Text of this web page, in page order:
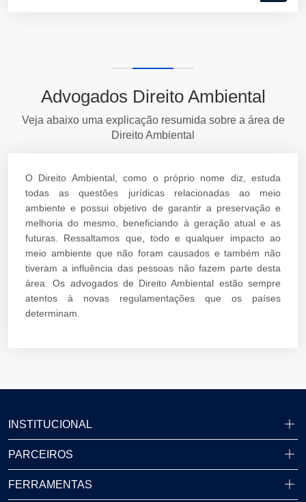
Advogados Direito Ambiental
Veja abaixo uma explicação resumida sobre a área de
Direito Ambiental
O Direito Ambiental, como o próprio nome diz, estuda
todas as questões jurídicas relacionadas ao meio
ambiente e possui objetivo de garantir a preservação e
melhoria do mesmo, beneficiando à geração atual e as
futuras. Ressaltamos que, todo e qualquer impacto ao
meio ambiente que não foram causados e também não
tiveram a influência das pessoas não fazem parte desta
área. Os advogados de Direito Ambiental estão sempre
atentos à novas regulamentações que os países
determinam.
INSTITUCIONAL
PARCEIROS
FERRAMENTAS